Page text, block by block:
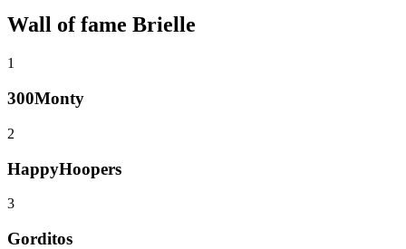
Wall of fame Brielle
1
300Monty
2
HappyHoopers
3
Gorditos